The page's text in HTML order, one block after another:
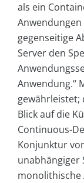
als ein
gegenseitige
Server den
Anwendung.“
gewährleistet;
Blick auf die
Continuous-
Konjunktur
unabhängiger
monolithische